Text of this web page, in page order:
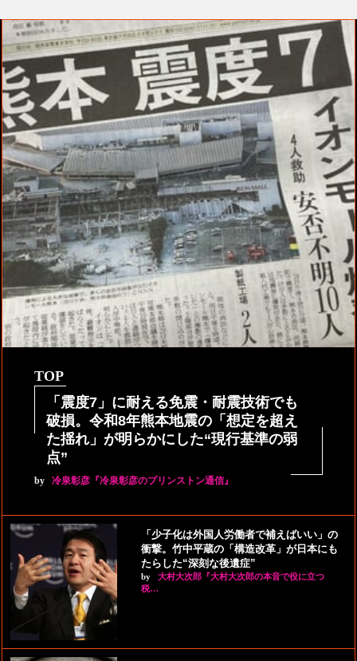
TOP
「震度7」に耐える免震・耐震技術でも
破損。令和8年熊本地震の「想定を超え
た揺れ」が明らかにした“現行基準の弱
点”
by 冷泉彰彦『冷泉彰彦のプリンストン通信』
「少子化は外国人労働者で補えばいい」の
衝撃。竹中平蔵の「構造改革」が日本にも
たらした“深刻な後遺症”
by
大村大次郎『大村大次郎の本音で役に立つ
税…